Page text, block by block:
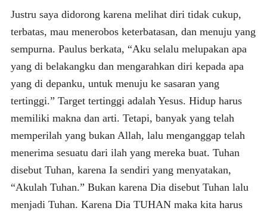
Justru saya didorong karena melihat diri tidak cukup,
terbatas, mau menerobos keterbatasan, dan menuju yang
sempurna. Paulus berkata, “Aku selalu melupakan apa
yang di belakangku dan mengarahkan diri kepada apa
yang di depanku, untuk menuju ke sasaran yang
tertinggi.” Target tertinggi adalah Yesus. Hidup harus
memiliki makna dan arti. Tetapi, banyak yang telah
memperilah yang bukan Allah, lalu menganggap telah
menerima sesuatu dari ilah yang mereka buat. Tuhan
disebut Tuhan, karena Ia sendiri yang menyatakan,
“Akulah Tuhan.” Bukan karena Dia disebut Tuhan lalu
menjadi Tuhan. Karena Dia TUHAN maka kita harus